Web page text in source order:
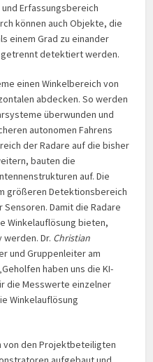
Erfassungs­bereich
können auch Objekte, die
einem Grad zu einander
detektiert werden.
einen Winkel­bereich von
abdecken. So werden
über­wunden und
autonomen Fahrens
der Radare auf die bisher
bauten die
auf. Die
größeren Detektions­bereich
Damit die Radare
Winkel­auflösung bieten,
Dr. Christian
und Gruppen­leiter am
haben uns die KI-
die Messwerte einzelner
Winkel­auflösung
von den Projektbeteiligten